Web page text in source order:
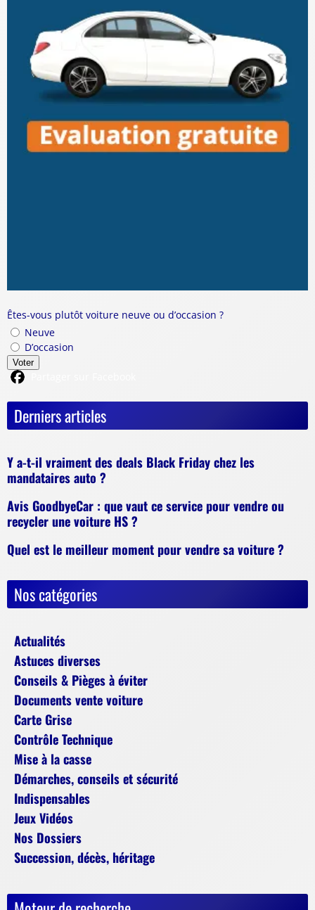
Êtes-vous plutôt voiture neuve ou d’occasion ?
Neuve
D’occasion
Voter
Derniers articles
Y a-t-il vraiment des deals Black Friday chez les
mandataires auto ?
Avis GoodbyeCar : que vaut ce service pour vendre ou
recycler une voiture HS ?
Quel est le meilleur moment pour vendre sa voiture ?
Nos catégories
Actualités
Astuces diverses
Conseils & Pièges à éviter
Documents vente voiture
Carte Grise
Contrôle Technique
Mise à la casse
Démarches, conseils et sécurité
Indispensables
Jeux Vidéos
Nos Dossiers
Succession, décès, héritage